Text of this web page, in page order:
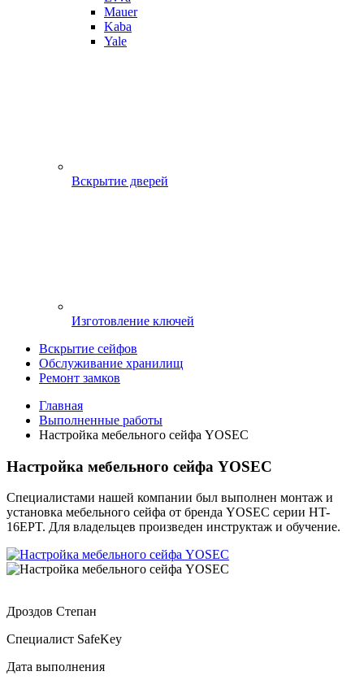
Mauer
Kaba
Yale
Вскрытие дверей
Изготовление ключей
Вскрытие сейфов
Обслуживание хранилищ
Ремонт замков
Главная
Выполненные работы
Настройка мебельного сейфа YOSEC
Настройка мебельного сейфа YOSEC
Специалистами нашей компании был выполнен монтаж и
установка мебельного сейфа от бренда YOSEC серии HT-
16EPT. Для владельцев произведен инструктаж и обучение.
Дроздов Степан
Специалист SafeKey
Дата выполнения